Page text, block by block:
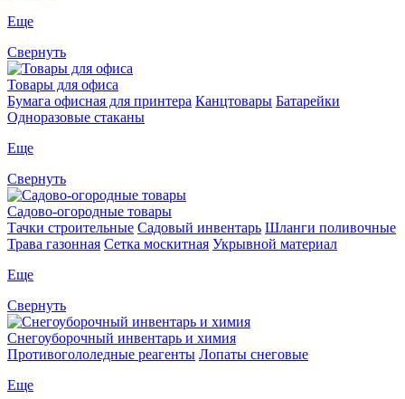
Еще
Свернуть
Товары для офиса
Бумага офисная для принтера Канцтовары Батарейки
Одноразовые стаканы
Еще
Свернуть
Садово-огородные товары
Тачки строительные Садовый инвентарь Шланги поливочные
Трава газонная Сетка москитная Укрывной материал
Еще
Свернуть
Снегоуборочный инвентарь и химия
Противогололедные реагенты Лопаты снеговые
Еще